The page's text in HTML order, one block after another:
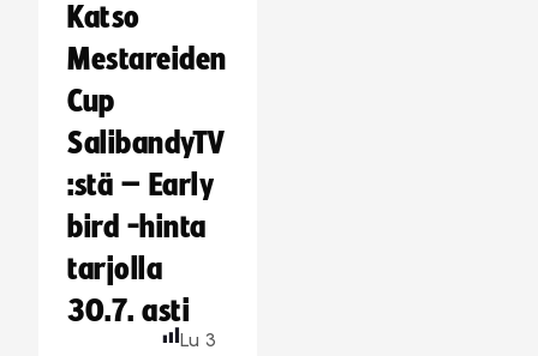
Katso
Mestareiden
Cup
SalibandyTV
:stä – Early
bird -hinta
tarjolla
30.7. asti
Lu 3